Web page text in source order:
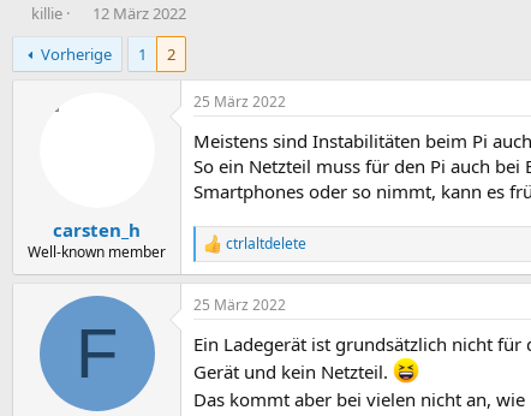
E
r
s
t
killie
E
r
s
t
12 März 2022
Vorherige
1 2
carsten_h
Well-known member
25 März 2022
Meistens sind Instabilitäten beim Pi
So ein Netzteil muss für den Pi auch
Smartphones oder so nimmt, kann es
R
e
a
k
i
o
n
e
ctrlaltdelete
F
25 März 2022
Ein Ladegerät ist grundsätzlich nicht
Gerät und kein Netzteil.
Das kommt aber bei vielen nicht an,